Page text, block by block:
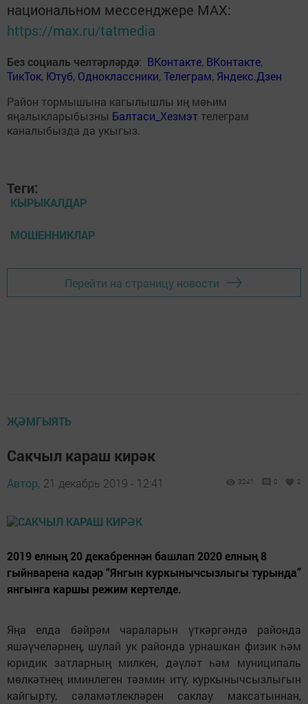
национальном мессенджере MАХ:
https://max.ru/tatmedia
Без социаль челтәрләрдә: ВКонтакте, ВКонтакте,
ТикТок, Ютуб, Одноклассники,Телеграм, Яндекс.Дзен
Район тормышына кагылышлы иң мөһим
яңалыкларыбызны Балтаси_Хезмэт телеграм
каналыбызда да укыгыз.
Теги:
КЫРЫКАЛДАР
МОШЕННИКЛАР
Перейти на страницу новости
ҖӘМГЫЯТЬ
Сакчыл караш кирәк
Автор, 21 декабрь 2019 - 12:41 3241 0 2
2019 елның 20 декабреннән башлап 2020 елның 8
гыйнварена кадәр “Янгын куркынычсызлыгы турында”
янгынга каршы режим кертелде.
Яңа елда бәйрәм чараларын үткәргәндә районда
яшәүчеләрнең, шулай ук районда урнашкан физик һәм
юридик затларның милкен, дәүләт һәм муниципаль
мөлкәтнең иминлеген тәэмин итү, куркынычсызлыгын
кайгырту, сәламәтлекләрен саклау максатыннан,